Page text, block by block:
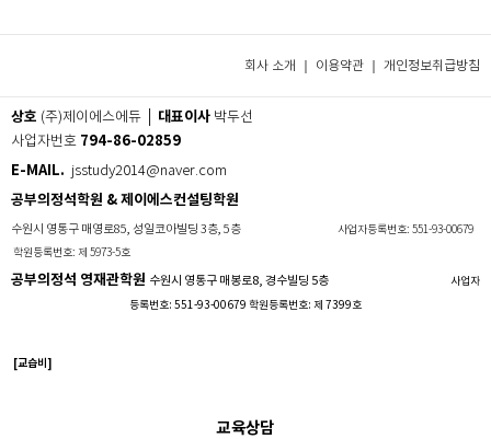
회사 소개 ｜ 이용약관 개인정보취급방침
상호 (주)제이에스에듀 │ 대표이사 박두선
사업자번호 794-86-02859
E-MAIL. jsstudy2014@naver.com
공부의정석학원 & 제이에스컨설팅학원
수원시 영통구 매영로85, 성일코아빌딩 3층, 5층 사업자등록번호: 551-93-00679
학원등록번호: 제 5973-5호
공부의정석 영재관학원 수원시 영통구 매봉로8, 경수빌딩 5층
사업자
등록번호: 551-93-00679 학원등록번호: 제 7399호
[교습비]
교육상담